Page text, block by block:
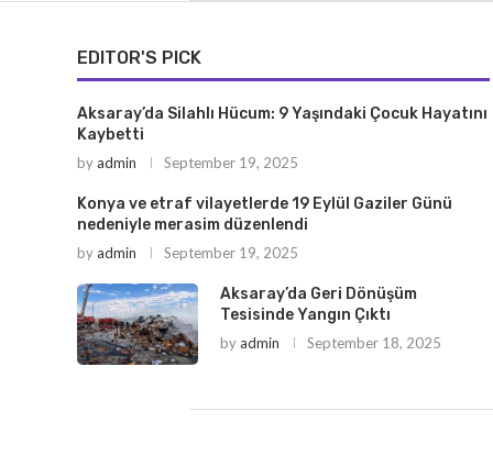
EDITOR'S PICK
Aksaray’da Silahlı Hücum: 9 Yaşındaki Çocuk Hayatını
Kaybetti
byadmin September 19, 2025
Konya ve etraf vilayetlerde 19 Eylül Gaziler Günü
nedeniyle merasim düzenlendi
byadmin September 19, 2025
Aksaray’da Geri Dönüşüm
Tesisinde Yangın Çıktı
byadmin September 18, 2025